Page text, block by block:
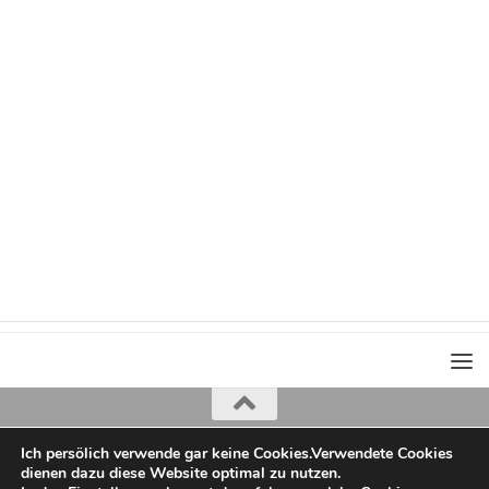
Iris Greiner
copyright 2022
Ich persölich verwende gar keine Cookies.Verwendete Cookies
dienen dazu diese Website optimal zu nutzen.